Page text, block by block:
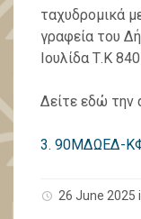
ταχυδρομικά
γραφεία του
Ιουλίδα Τ.Κ
Δείτε εδώ την
3. 90ΜΔΩΕΔ-
26 June 2025